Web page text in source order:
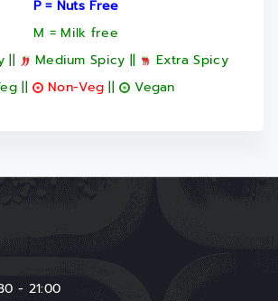
P = Nuts Free
M = Milk free
||
Medium Spicy ||
Extra Spicy
||
Non-Veg|| Vegan
- 21:00